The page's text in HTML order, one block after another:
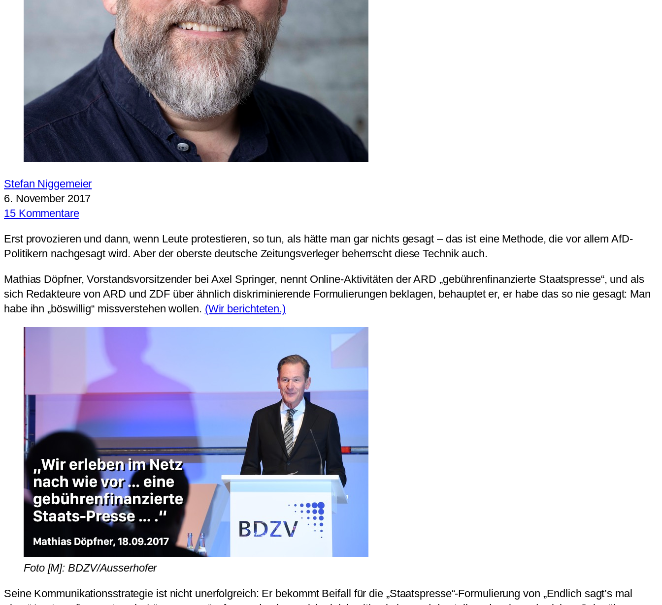
Stefan Niggemeier
6. November 2017
15 Kommentare
Erst provozieren und dann, wenn Leute protestieren, so tun, als hätte man gar nichts gesagt – das ist eine Methode, die vor allem AfD-
Politikern nachgesagt wird. Aber der oberste deutsche Zeitungsverleger beherrscht diese Technik auch.
Mathias Döpfner, Vorstandsvorsitzender bei Axel Springer, nennt Online-Aktivitäten der ARD „gebührenfinanzierte Staatspresse“, und als
sich Redakteure von ARD und ZDF über ähnlich diskriminierende Formulierungen beklagen, behauptet er, er habe das so nie gesagt: Man
habe ihn „böswillig“ missverstehen wollen. (Wir berichteten.)
Foto [M]: BDZV/Ausserhofer
Seine Kommunikationsstrategie ist nicht unerfolgreich: Er bekommt Beifall für die „Staatspresse“-Formulierung von „Endlich sagt’s mal